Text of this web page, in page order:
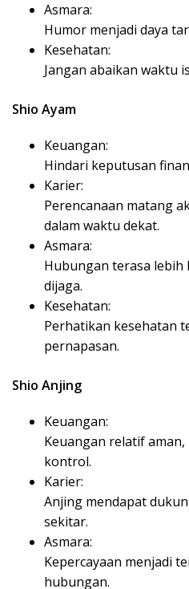
Asmara:
Humor menjadi daya
Kesehatan:
Jangan abaikan waktu
Shio Ayam
Keuangan:
Hindari keputusan
Karier:
Perencanaan matang
dalam waktu dekat.
Asmara:
Hubungan terasa
dijaga.
Kesehatan:
Perhatikan kesehatan
pernapasan.
Shio Anjing
Keuangan:
Keuangan relatif
kontrol.
Karier:
Anjing mendapat
sekitar.
Asmara:
Kepercayaan menjadi
hubungan.